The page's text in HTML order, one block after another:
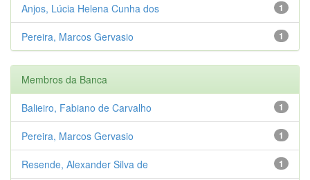
1
Anjos, Lúcia Helena Cunha dos
1
Pereira, Marcos Gervasio
Membros da Banca
1
Balieiro, Fabiano de Carvalho
1
Pereira, Marcos Gervasio
1
Resende, Alexander Silva de